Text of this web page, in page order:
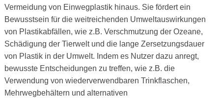
Vermeidung von Einwegplastik hinaus. Sie fördert ein
Bewusstsein für die weitreichenden Umweltauswirkungen
von Plastikabfällen, wie z.B. Verschmutzung der Ozeane,
Schädigung der Tierwelt und die lange Zersetzungsdauer
von Plastik in der Umwelt. Indem es Nutzer dazu anregt,
bewusste Entscheidungen zu treffen, wie z.B. die
Verwendung von wiederverwendbaren Trinkflaschen,
Mehrwegbehältern und alternativen